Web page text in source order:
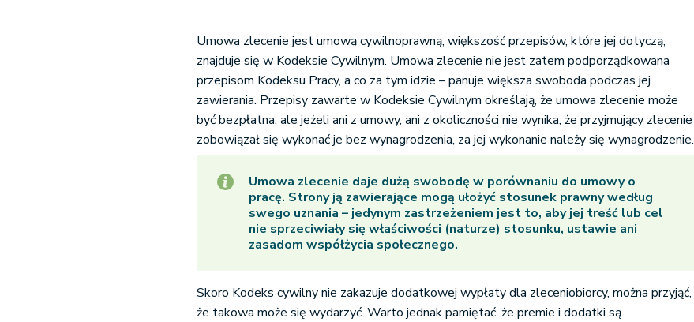
Umowa zlecenie jest umową cywilnoprawną, większość przepisów, które jej dotyczą,
znajduje się w Kodeksie Cywilnym. Umowa zlecenie nie jest zatem podporządkowana
przepisom Kodeksu Pracy, a co za tym idzie – panuje większa swoboda podczas jej
zawierania. Przepisy zawarte w Kodeksie Cywilnym określają, że umowa zlecenie może
być bezpłatna, ale jeżeli ani z umowy, ani z okoliczności nie wynika, że przyjmujący zlecenie
zobowiązał się wykonać je bez wynagrodzenia, za jej wykonanie należy się wynagrodzenie.
Umowa zlecenie daje dużą swobodę w porównaniu do umowy o
pracę. Strony ją zawierające mogą ułożyć stosunek prawny według
swego uznania – jedynym zastrzeżeniem jest to, aby jej treść lub cel
nie sprzeciwiały się właściwości (naturze) stosunku, ustawie ani
zasadom współżycia społecznego.
Skoro Kodeks cywilny nie zakazuje dodatkowej wypłaty dla zleceniobiorcy, można przyjąć,
że takowa może się wydarzyć. Warto jednak pamiętać, że premie i dodatki są